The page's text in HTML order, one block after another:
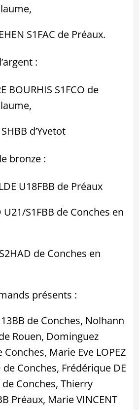
S1FAC de Préaux.
:
BOURHIS S1FCO de
d’Yvetot
bronze :
U18FBB de Préaux
S1FBB de Conches en
de Conches en
présents :
de Conches, Nolhann
Rouen, Dominguez
Conches, Marie Eve LOPEZ
de Conches, Frédérique DE
de Conches, Thierry
Préaux, Marie VINCENT